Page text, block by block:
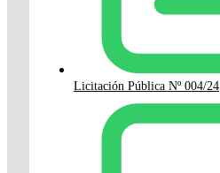
Licitación Pública Nº 004/24